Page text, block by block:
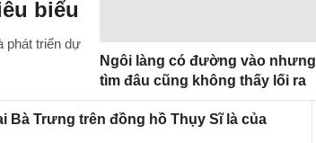
biểu
phát triển dự
Ngôi làng có đường vào nhưng
tìm đâu cũng không thấy lối ra
Bà Trưng trên đồng hồ Thụy Sĩ là của